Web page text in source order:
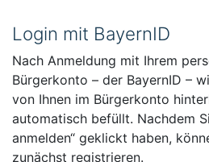
Login mit BayernID
Nach Anmeldung mit Ihrem
Bürgerkonto – der BayernID –
von Ihnen im Bürgerkonto
automatisch befüllt. Nachdem
anmelden“ geklickt haben,
zunächst registrieren.